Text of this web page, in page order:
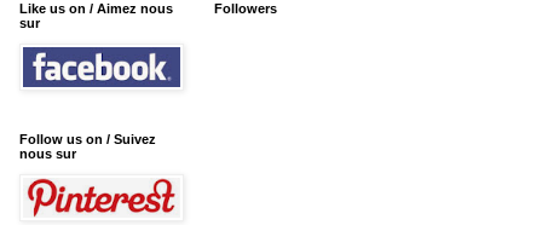
Like us on / Aimez nous
sur
Follow us on / Suivez
nous sur
Followers